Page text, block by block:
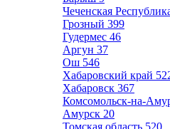
Чеченская
Грозный 399
Гудермес 46
Аргун 37
Ош 546
Хабаровский край
Хабаровск 367
Комсомольск-на-
Амурск 20
Томская область 520